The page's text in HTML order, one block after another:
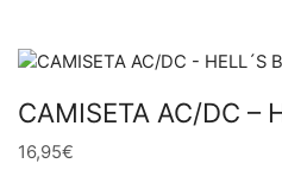
CAMISETA AC/DC –
16,95€